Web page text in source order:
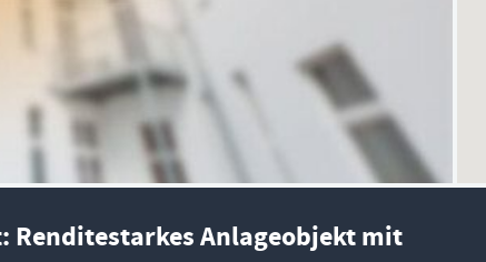
Renditestarkes Anlageobjekt mit